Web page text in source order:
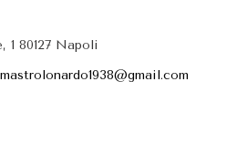
1 80127 Napoli